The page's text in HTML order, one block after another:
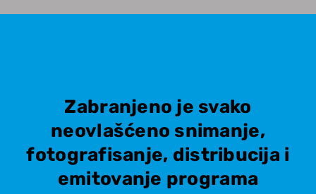
Zabranjeno je svako
neovlašćeno snimanje,
fotografisanje, distribucija i
emitovanje programa